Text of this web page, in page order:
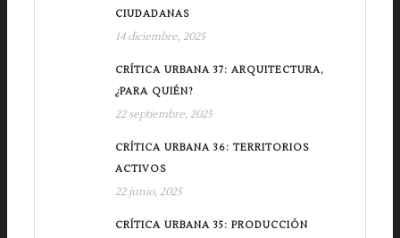
CIUDADANAS
14 diciembre, 2025
CRÍTICA URBANA 37: ARQUITECTURA,
¿PARA QUIÉN?
22 septiembre, 2025
CRÍTICA URBANA 36: TERRITORIOS
ACTIVOS
22 junio, 2025
CRÍTICA URBANA 35: PRODUCCIÓN